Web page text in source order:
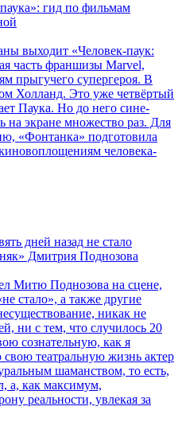
гид по фильмам
выходит «Человек-паук:
часть франшизы Marvel,
прыгучего супергероя. В
Холланд. Это уже четвёртый
Паука. Но до него сине-
на экране множество раз. Для
«Фонтанка» подготовила
человека-
дней назад не стало
Дмитрия Поднозова
Митю Поднозова на сцене,
стало», а также другие
никак не
ни с тем, что случилось 20
сознательную, как я
театральную жизнь актер
шаманством, то есть,
а, как максимум,
реальности, увлекая за